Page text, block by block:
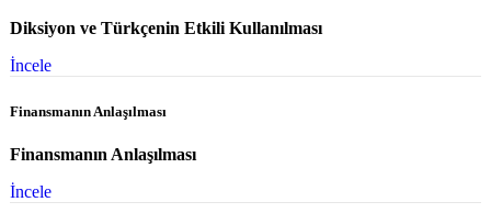
Diksiyon ve Türkçenin Etkili Kullanılması
İncele
Finansmanın Anlaşılması
Finansmanın Anlaşılması
İncele